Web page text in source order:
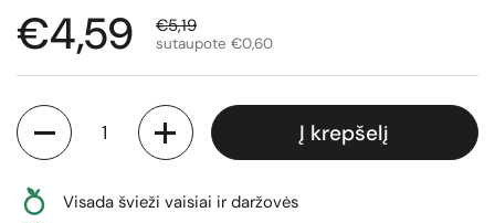
Normali kaina
€4,59 Išpardavimo kaina
€5,19
sutaupote €0,60
Kiekis
Į krepšelį
Visada švieži vaisiai ir daržovės